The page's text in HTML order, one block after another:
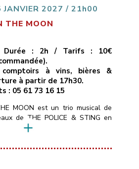
JANVIER 2027 / 21h00
THE MOON
Durée : 2h / Tarifs : 10€
à vins, bières &
à partir de 17h30.
: 05 61 73 16 15
MOON est un trio musical de
de THE POLICE & STING en
basse, batterie.Tous les styles
REGGAE, BLUES pour 2h30